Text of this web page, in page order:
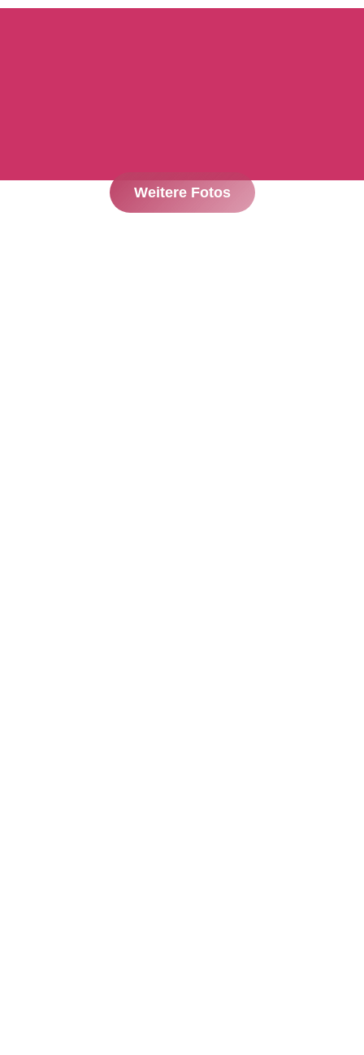
Weitere Fotos